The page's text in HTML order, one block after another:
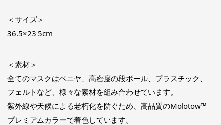
＜サイズ＞
36.5×23.5cm
＜素材＞
全てのマスクはベニヤ、高密度の段ボール、プラスチック、
フェルトなど、様々な素材を組み合わせています。
紫外線や天候による老朽化を防ぐため、高品質のMolotow™
プレミアムカラーで着色しています。